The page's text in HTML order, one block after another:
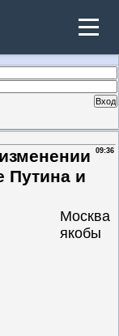
09:36
Путина и
Москва
якобы